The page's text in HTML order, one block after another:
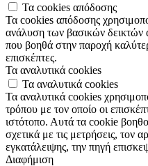
Τα cookies απόδοσης
Τα cookies απόδοσης
ανάλυση των βασικών δεικτών
που βοηθά στην παροχή
επισκέπτες.
Τα αναλυτικά cookies
Τα αναλυτικά cookies
Τα αναλυτικά cookies
τρόπου με τον οποίο οι
ιστότοπο. Αυτά τα cookie
σχετικά με τις μετρήσεις, τον
εγκατάλειψης, την πηγή
Διαφήμιση